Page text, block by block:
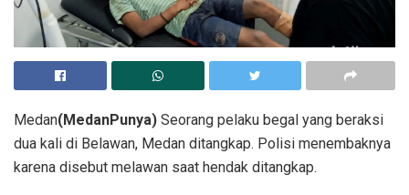
Medan(MedanPunya) Seorang pelaku begal yang beraksi
dua kali di Belawan, Medan ditangkap. Polisi menembaknya
karena disebut melawan saat hendak ditangkap.